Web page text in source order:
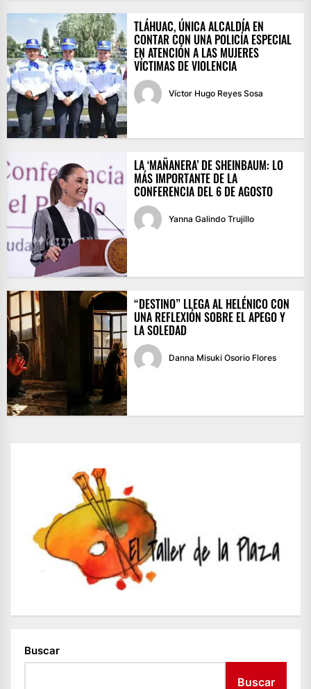
TLÁHUAC, ÚNICA ALCALDÍA EN
CONTAR CON UNA POLICÍA ESPECIAL
EN ATENCIÓN A LAS MUJERES
VÍCTIMAS DE VIOLENCIA
Víctor Hugo Reyes Sosa
LA ‘MAÑANERA’ DE SHEINBAUM: LO
MÁS IMPORTANTE DE LA
CONFERENCIA DEL 6 DE AGOSTO
Yanna Galindo Trujillo
“DESTINO” LLEGA AL HELÉNICO CON
UNA REFLEXIÓN SOBRE EL APEGO Y
LA SOLEDAD
Danna Misuki Osorio Flores
Buscar
Buscar